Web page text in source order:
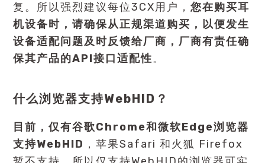
复。所以强烈建议每位3CX用户，您在购买耳
机设备时，请确保从正规渠道购买，以便发生
设备适配问题及时反馈给厂商，厂商有责任确
保其产品的API接口适配性。
什么浏览器支持WebHID？
目前，仅有谷歌Chrome和微软Edge浏览器
支持WebHID ，苹果Safari 和火狐 Firefox